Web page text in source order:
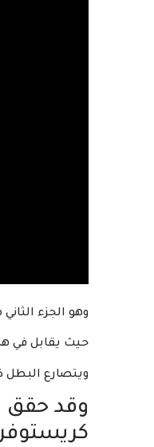
وهو الجزء
حيث يقابل في
ويتصارع البطل